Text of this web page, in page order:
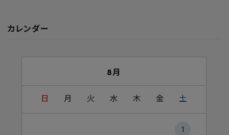
カレンダー
8月
日 月 火 水 木 金 土
1